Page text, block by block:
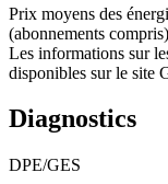
Prix moyens des
(abonnements
Les informations sur
disponibles sur le site
Diagnostics
DPE/GES